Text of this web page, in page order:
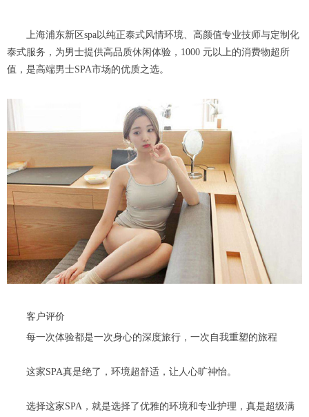
上海浦东新区spa以纯正泰式风情环境、高颜值专业技师与定制化
泰式服务，为男士提供高品质休闲体验，1000 元以上的消费物超所
值，是高端男士SPA市场的优质之选。
客户评价
每一次体验都是一次身心的深度旅行，一次自我重塑的旅程
这家SPA真是绝了，环境超舒适，让人心旷神怡。
选择这家SPA，就是选择了优雅的环境和专业护理，真是超级满